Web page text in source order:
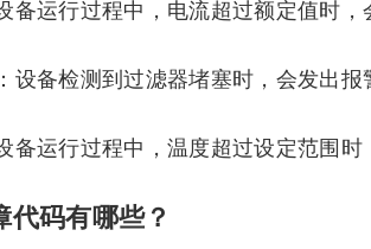
备运行过程中，电流超过额定值时，
设备检测到过滤器堵塞时，会发出报
备运行过程中，温度超过设定范围时
代码有哪些？